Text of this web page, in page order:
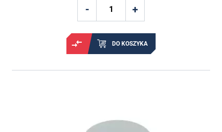
DO KOSZYKA